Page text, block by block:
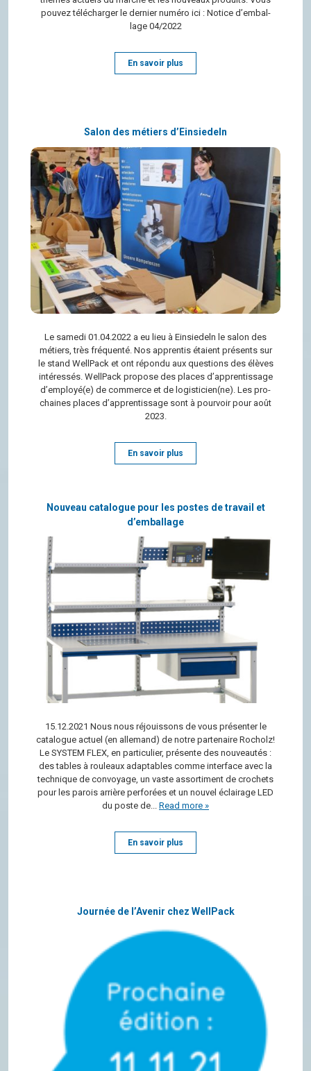
pou­vez télé­char­ger le der­nier numéro ici : Notice d’em­bal­
lage 04/2022
En savoir plus
Salon des métiers d’Einsiedeln
Le samedi 01.04.2022 a eu lieu à Ein­sie­deln le salon des
métiers, très fré­quenté. Nos appren­tis étaient pré­sents sur
le stand Well­Pack et ont répondu aux ques­tions des élèves
inté­res­sés. Well­Pack pro­pose des places d’ap­pren­tis­sage
d’em­ployé(e) de com­merce et de logis­ti­cien(ne). Les pro­
chaines places d’ap­pren­tis­sage sont à pour­voir pour août
2023.
En savoir plus
Nouveau catalogue pour les postes de travail et
d’emballage
15.12.2021 Nous nous réjouis­sons de vous pré­sen­ter le
cata­logue actuel (en alle­mand) de notre par­te­naire Rocholz!
Le SYS­TEM FLEX, en par­ti­cu­lier, pré­sente des nou­veau­tés :
des tables à rou­leaux adap­tables comme inter­face avec la
tech­nique de convoyage, un vaste assor­ti­ment de cro­chets
pour les parois arrière per­fo­rées et un nou­vel éclai­rage LED
du poste de... Read more »
En savoir plus
Journée de l’Avenir chez WellPack